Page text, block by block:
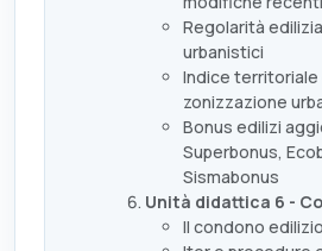
Regolarità
urbanistici
Indice territoriale
zonizzazione
Bonus edilizi
Superbonus,
Sismabonus
Unità didattica 6 -
Il condono edilizio